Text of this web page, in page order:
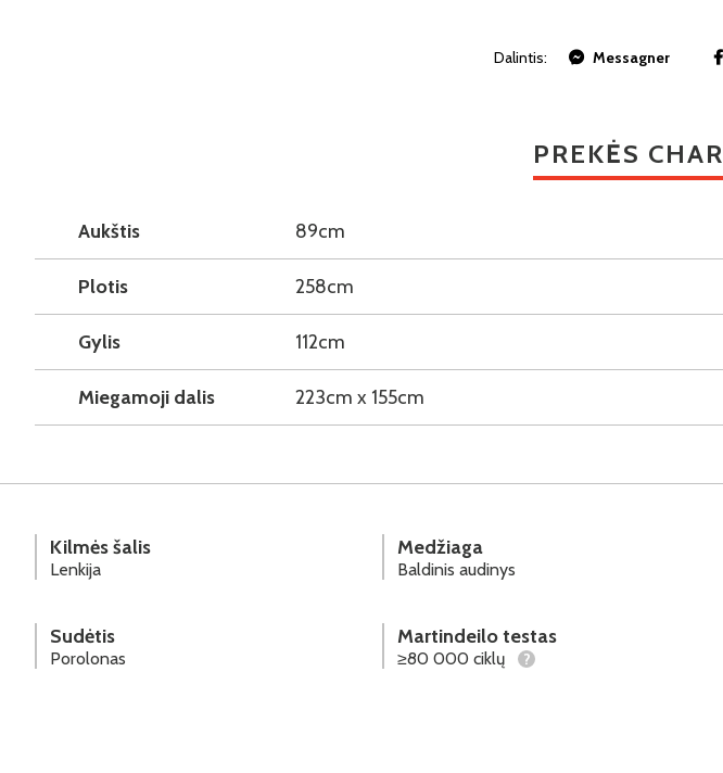
Dalintis: Messagner
PREKĖS
Aukštis 89cm
Plotis 258cm
Gylis 112cm
Miegamoji dalis 223cm x 155cm
Kilmės šalis
Lenkija
Medžiaga
Baldinis audinys
Sudėtis
Porolonas
Martindeilo testas
≥80 000 ciklų ?